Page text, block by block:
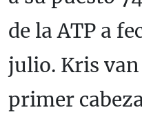
de la ATP a
julio. Kris
primer